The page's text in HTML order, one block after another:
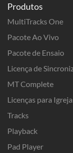
Produtos
MultiTracks One
Pacote Ao Vivo
Pacote de Ensaio
Licença de
MT Complete
Licenças para
Tracks
Playback
Pad Player